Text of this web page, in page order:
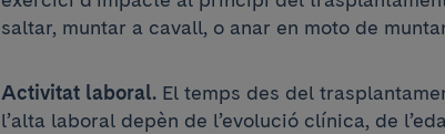
saltar, muntar a cavall, o anar en moto de
Activitat laboral.El temps des del
l’alta laboral depèn de l’evolució clínica, de